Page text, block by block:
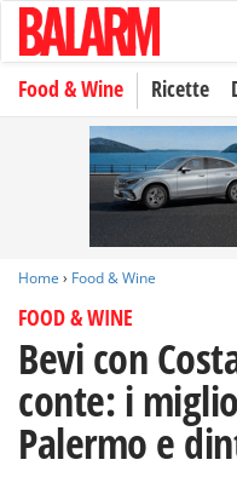
Food & Wine Ricette
Home › Food & Wine
FOOD & WINE
Bevi con
conte: i
Palermo e